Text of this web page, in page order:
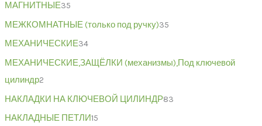
МАГНИТНЫЕ35
МЕЖКОМНАТНЫЕ (только под ручку)35
МЕХАНИЧЕСКИЕ34
МЕХАНИЧЕСКИЕ,ЗАЩЁЛКИ (механизмы),Под ключевой
цилиндр2
НАКЛАДКИ НА КЛЮЧЕВОЙ ЦИЛИНДР83
НАКЛАДНЫЕ ПЕТЛИ15